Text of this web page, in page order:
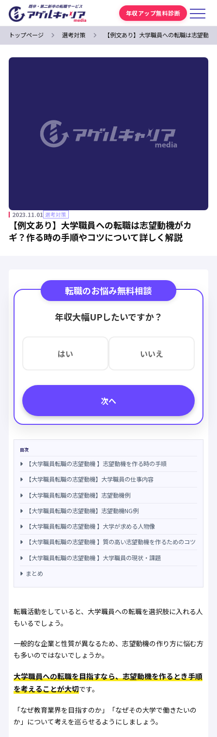
年収アップ無料診断
トップページ 選考対策 【例文あり】大学職員への転職は志望動
2023.11.01 選考対策
【例文あり】大学職員への転職は志望動機がカ
ギ？作る時の手順やコツについて詳しく解説
転職のお悩み無料相談
年収大幅UPしたいですか？
はい いいえ
次へ
目次
【大学職員転職の志望動機 】志望動機を作る時の手順
【大学職員転職の志望動機】大学職員の仕事内容
【大学職員転職の志望動機】志望動機例
【大学職員転職の志望動機】志望動機NG例
【大学職員転職の志望動機 】大学が求める人物像
【大学職員転職の志望動機 】質の高い志望動機を作るためのコツ
【大学職員転職の志望動機 】大学職員の現状・課題
まとめ
転職活動をしていると、大学職員への転職を選択肢に入れる人
もいるでしょう。
一般的な企業と性質が異なるため、志望動機の作り方に悩む方
も多いのではないでしょうか。
大学職員への転職を目指すなら、志望動機を作るとき手順
を考えることが大切です。
「なぜ教育業界を目指すのか」「なぜその大学で働きたいの
か」について考えを巡らせるようにしましょう。